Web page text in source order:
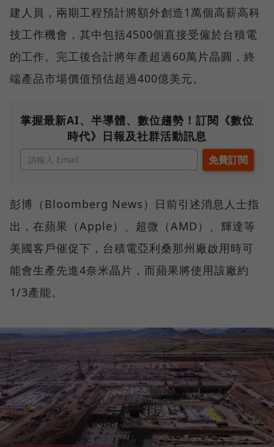
建人員，兩期工程預計將額外創造1萬個高薪高科
技工作機會，其中包括4500個直接受僱於台積電
的工作。完工後合計將年產超過60萬片晶圓，終
端產品市場價值預估超過400億美元。
掌握最新AI、半導體、數位趨勢！訂閱《數位
時代》日報及社群活動訊息
彭博（Bloomberg News）日前引述消息人士指
出，在蘋果（Apple）、超微（AMD）、輝達等
美國客戶催促下，台積電亞利桑那州廠啟用時可
能會生產先進4奈米晶片，而蘋果將使用該廠約
1/3產能。